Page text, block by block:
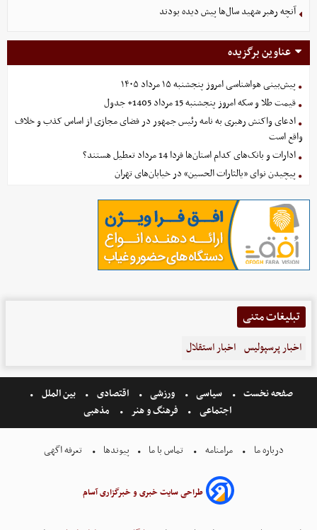
آنچه رهبر شهید سال‌ها پیش دیده بودند
عناوین برگزیده
پیش‌بینی هواشناسی امروز پنجشنبه ۱۵ مرداد ۱۴۰۵
قیمت طلا و سکه امروز پنجشنبه 15 مرداد 1405+ جدول
ادعای واکنش رهبری به نامه رئیس جمهور در فضای مجازی از اساس کذب و خلاف
واقع است
ادارات و بانک‌های کدام استان‌ها فردا 14 مرداد تعطیل هستند؟
پیچیدن نوای «یالثارات الحسین» در خیابان‌های تهران
تبلیغات متنی
اخبار پرسپولیس اخبار استقلال
صفحه نخست سیاسی ورزشی اقتصادی
بین الملل
اجتماعی
فرهنگ و هنر مذهبی
درباره ما مرامنامه تماس با ما پیوندها تعرفه اگهی
طراحی سایت خبری و خبرگزاری آسام